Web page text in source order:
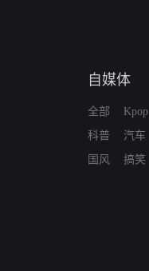
自媒体
全部
科普
国风
Kpop
汽车
搞笑